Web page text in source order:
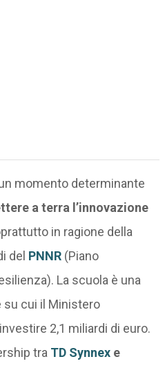
momento determinante
a terra l’innovazione
in ragione della
del PNNR (Piano
La scuola è una
su cui il Ministero
2,1 miliardi di euro.
tra TD Synnexe